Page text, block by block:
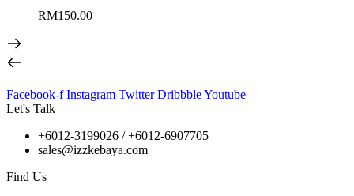
RM150.00
Facebook-f Instagram Twitter DribbbleYoutube
Let's Talk
+6012-3199026 / +6012-6907705
sales@izzkebaya.com
Find Us